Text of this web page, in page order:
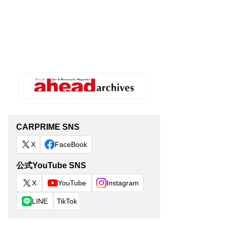
CARPRIME SNS
X FaceBook
公式YouTube SNS
X YouTube Instagram
LINE TikTok